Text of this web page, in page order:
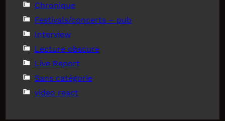
Chronique
Festivals/concerts – pub
Interview
Lecture obscure
Live Report
Sans catégorie
video react